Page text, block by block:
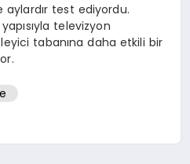
aylardır test ediyordu.
televizyon
tabanına daha etkili bir